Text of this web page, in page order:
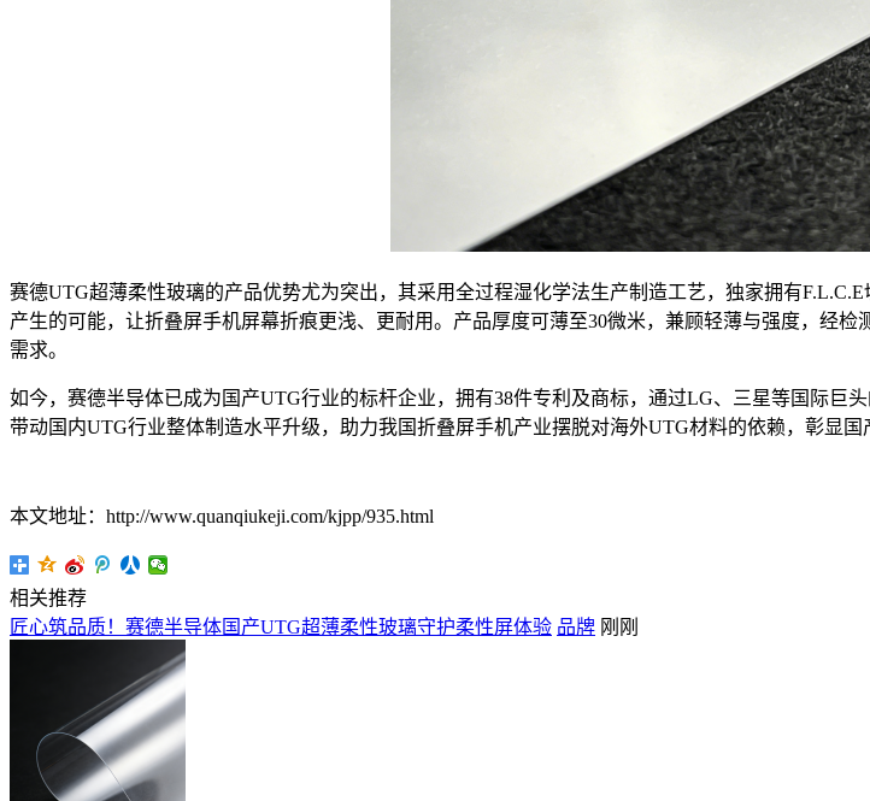
赛德UTG超薄柔性玻璃的产品优势尤为突出，其采用全过程湿化学法生产制造工艺，独家拥有
产生的可能，让折叠屏手机屏幕折痕更浅、更耐用。产品厚度可薄至30微米，兼顾轻薄与强度，经
需求。
如今，赛德半导体已成为国产UTG行业的标杆企业，拥有38件专利及商标，通过LG、三星等国际巨
带动国内UTG行业整体制造水平升级，助力我国折叠屏手机产业摆脱对海外UTG材料的依赖，彰显国
本文地址：http://www.quanqiukeji.com/kjpp/935.html
相关推荐
匠心筑品质！赛德半导体国产UTG超薄柔性玻璃守护柔性屏体验 品牌 刚刚